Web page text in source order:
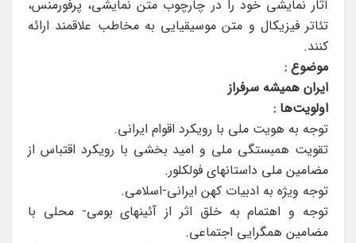
آثار نمایشی خود را در چارچوب متن نمایشی، پرفورمنس،
تئاتر فیزیکال و متن موسیقیایی به مخاطب علاقمند ارائه
کنند.
موضوع :
ایران همیشه سرفراز
اولویت‌ها :
توجه به هویت ملی با رویکرد اقوام ایرانی.
تقویت همبستگی ملی و امید بخشی با رویکرد اقتباس از
مضامین ملی داستان­های فولکلور.
توجه ویژه به ادبیات کهن ایرانی-اسلامی.
توجه و اهتمام به خلق اثر از آئین­های بومی- محلی با
مضامین همگرایی اجتماعی.